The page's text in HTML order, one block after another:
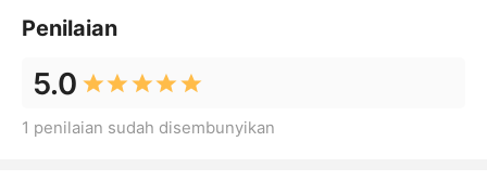
Penilaian
5.0
1 penilaian sudah disembunyikan